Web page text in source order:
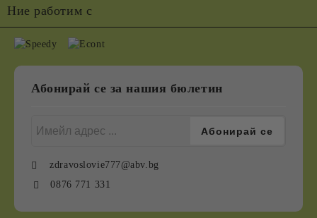
Ние работим с
Абонирай се за нашия бюлетин
zdravoslovie777@abv.bg
0876 771 331